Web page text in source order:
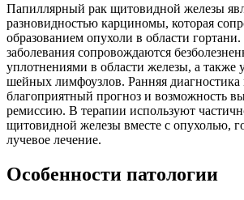
Папиллярный рак щитовидной железы
разновидностью карциномы, которая
образованием опухоли в области
заболевания сопровождаются
уплотнениями в области железы, а также
шейных лимфоузлов. Ранняя диагностика
благоприятный прогноз и возможность
ремиссию. В терапии используют
щитовидной железы вместе с опухолью,
лучевое лечение.
Особенности патологии